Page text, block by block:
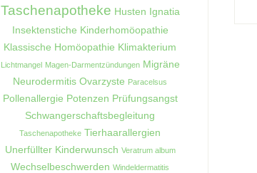
Taschenapotheke Husten Ignatia
Insektenstiche Kinderhomöopathie
Klassische Homöopathie Klimakterium
Lichtmangel Magen-Darmentzündungen Migräne
Neurodermitis Ovarzyste Paracelsus
Pollenallergie Potenzen Prüfungsangst
Schwangerschaftsbegleitung
Taschenapotheke Tierhaarallergien
Unerfüllter Kinderwunsch Veratrum album
Wechselbeschwerden Windeldermatitis